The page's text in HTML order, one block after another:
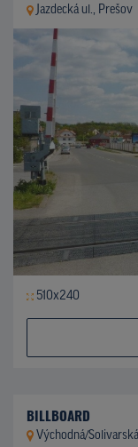
Jazdecká ul., Prešov
510x240
BILLBOARD
Východná/